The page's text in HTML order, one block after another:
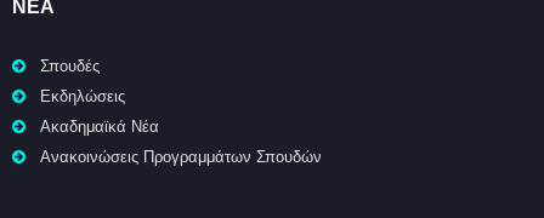
ΝΈΑ
Σπουδές
Εκδηλώσεις
Ακαδημαϊκά Νέα
Ανακοινώσεις Προγραμμάτων Σπουδών